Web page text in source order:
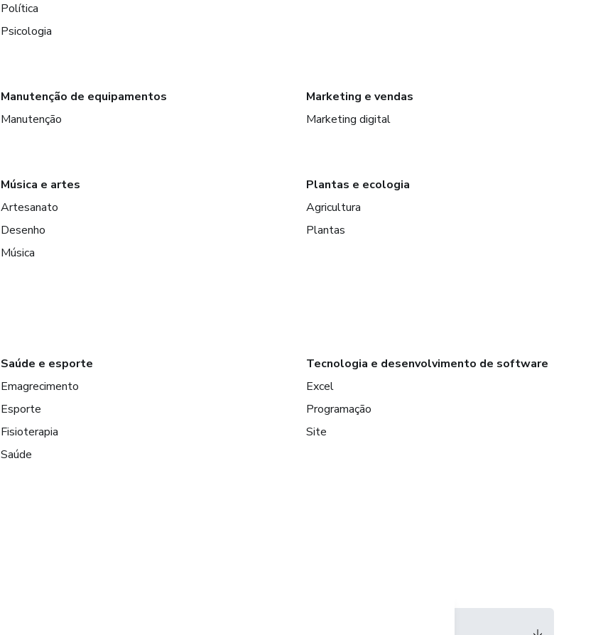
Política
Psicologia
Manutenção de equipamentos
Manutenção
Marketing e vendas
Marketing digital
Música e artes
Artesanato
Desenho
Música
Plantas e ecologia
Agricultura
Plantas
Saúde e esporte
Emagrecimento
Esporte
Fisioterapia
Saúde
Tecnologia e desenvolvimento de software
Excel
Programação
Site